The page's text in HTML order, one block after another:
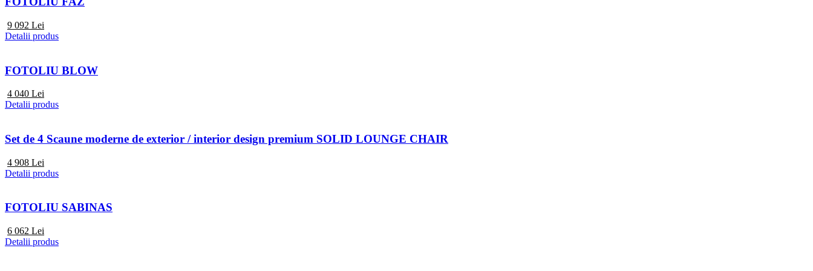
9 092 Lei
Detalii produs
FOTOLIU BLOW
4 040 Lei
Detalii produs
Set de 4 Scaune moderne de exterior / interior design premium SOLID LOUNGE CHAIR
4 908 Lei
Detalii produs
FOTOLIU SABINAS
6 062 Lei
Detalii produs